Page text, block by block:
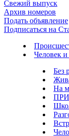
Свежий выпуск
Архив номеров
Подать объявление
Подписаться на
Человек
Без
На